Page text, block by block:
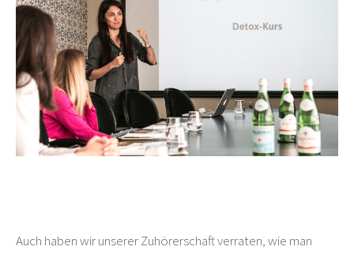
Auch haben wir unserer Zuhörerschaft verraten, wie man